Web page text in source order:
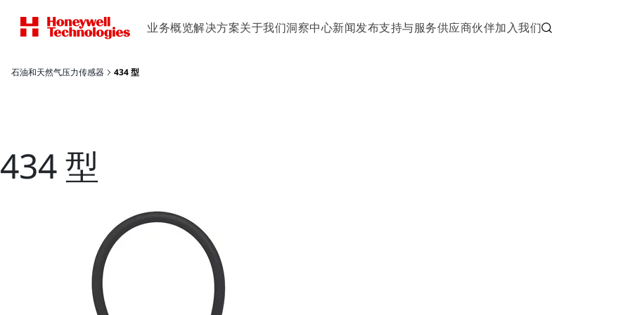
业务概览解决方案关于我们洞察中心新闻发布支持与服务供应商伙伴加入我们
石油和天然气压力传感器 434 型
434 型